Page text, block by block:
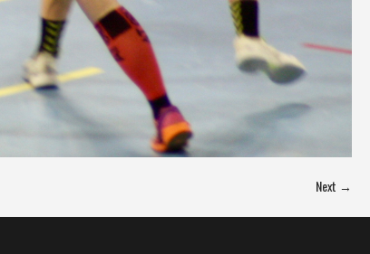
Next →